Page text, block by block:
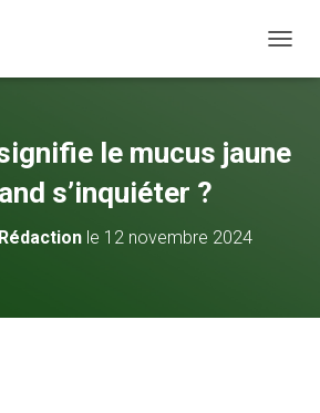
le mucus jaune
s’inquiéter ?
le 12 novembre 2024